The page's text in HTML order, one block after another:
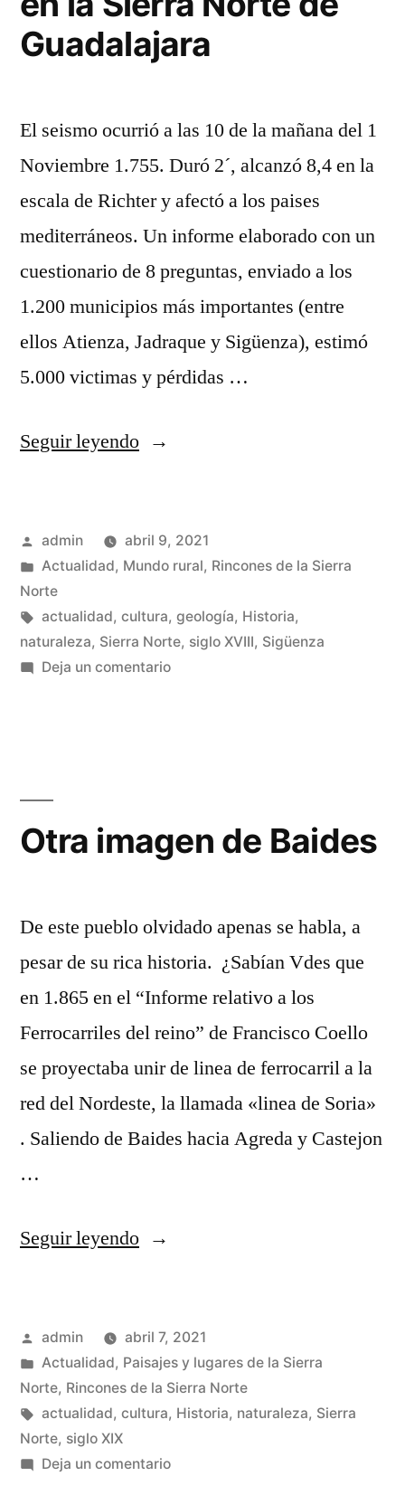
Norte
de
Guadalajara
El seismo ocurrió a las 10 de la mañana del 1
Noviembre 1.755. Duró 2´, alcanzó 8,4 en la
escala de Richter y afectó a los paises
mediterráneos. Un informe elaborado con un
cuestionario de 8 preguntas, enviado a los
1.200 municipios más importantes (entre
ellos Atienza, Jadraque y Sigüenza), estimó
5.000 victimas y pérdidas …
Seguir leyendo«El
Lisboa
la
Sierra
Publicado
por
admin
abril 9, 2021
Publicado
en
Actualidad, Mundo rural, Rincones de la Sierra
Norte
Etiquetas:
actualidad, cultura, geología, Historia,
naturaleza, Sierra Norte, siglo XVIII, Sigüenza
Deja un comentarioen
Sierra
Guadalajara
Otra imagen de Baides
De este pueblo olvidado apenas se habla, a
pesar de su rica historia. ¿Sabían Vdes que
en 1.865 en el “Informe relativo a los
Ferrocarriles del reino” de Francisco Coello
se proyectaba unir de linea de ferrocarril a la
red del Nordeste, la llamada «linea de Soria»
. Saliendo de Baides hacia Agreda y Castejon
…
Seguir leyendo«Otra
Baides»
Publicado
por
admin
abril 7, 2021
Publicado
en
Actualidad, Paisajes y lugares de la Sierra
Norte, Rincones de la Sierra Norte
Etiquetas:
actualidad, cultura, Historia, naturaleza, Sierra
Norte, siglo XIX
Deja un comentarioen